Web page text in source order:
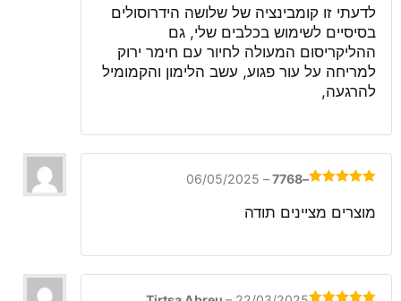
5
לדעתי זו קומבינציה של שלושה הידרוסולים
בסיסיים לשימוש בכלבים שלי, גם
ההליקריסום המעולה לחיור עם חימר ירוק
למריחה על עור פגוע, עשב הלימון והקמומיל
להרגעה,
5
–7768
–
06/05/2025
מוצרים מציינים תודה